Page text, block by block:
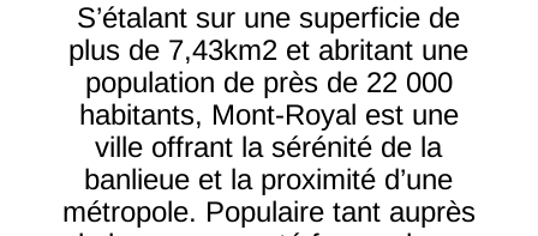
S’étalant sur une superficie de
plus de 7,43km2 et abritant une
population de près de 22 000
habitants, Mont-Royal est une
ville offrant la sérénité de la
banlieue et la proximité d’une
métropole. Populaire tant auprès